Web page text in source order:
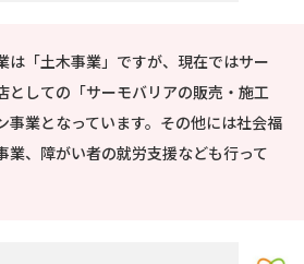
は「土木事業」ですが、現在ではサー
としての「サーモバリアの販売・施工
事業となっています。その他には社会福
業、障がい者の就労支援なども行って